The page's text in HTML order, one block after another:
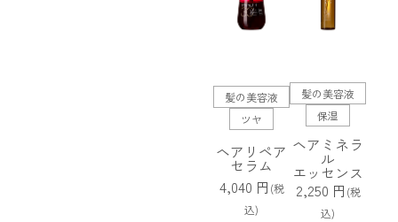
髪の美容液
ツヤ
ヘアリペア
セラム
4,040 円 (税
込)
髪の美容液
保湿
ヘアミネラ
ル
エッセンス
2,250 円 (税
込)